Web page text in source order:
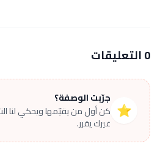
0 التعليقات
⭐
جرّبت الوصفة؟
كن أول من يقيّمها ويحكي لنا
غيرك يقرر.